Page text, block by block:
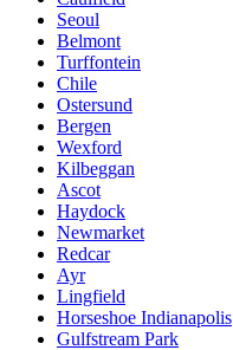
Seoul
Belmont
Turffontein
Chile
Ostersund
Bergen
Wexford
Kilbeggan
Ascot
Haydock
Newmarket
Redcar
Ayr
Lingfield
Horseshoe Indianapolis
Gulfstream Park